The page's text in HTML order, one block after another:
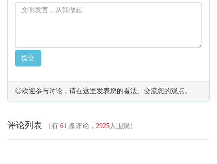
提交
◎欢迎参与讨论，请在这里发表您的看法、交流您的观点。
评论列表 （有 61 条评论， 2925 人围观）